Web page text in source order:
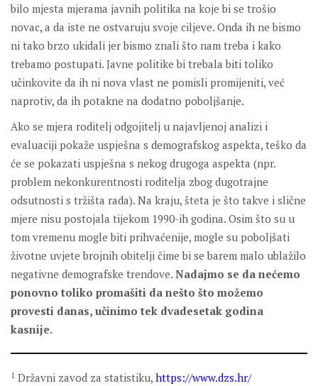
bilo mjesta mjerama javnih politika na koje bi se trošio
novac, a da iste ne ostvaruju svoje ciljeve. Onda ih ne bismo
ni tako brzo ukidali jer bismo znali što nam treba i kako
trebamo postupati. Javne politike bi trebala biti toliko
učinkovite da ih ni nova vlast ne pomisli promijeniti, već
naprotiv, da ih potakne na dodatno poboljšanje.
Ako se mjera roditelj odgojitelj u najavljenoj analizi i
evaluaciji pokaže uspješna s demografskog aspekta, teško da
će se pokazati uspješna s nekog drugoga aspekta (npr.
problem nekonkurentnosti roditelja zbog dugotrajne
odsutnosti s tržišta rada). Na kraju, šteta je što takve i slične
mjere nisu postojala tijekom 1990-ih godina. Osim što su u
tom vremenu mogle biti prihvaćenije, mogle su poboljšati
životne uvjete brojnih obitelji čime bi se barem malo ublažilo
negativne demografske trendove. Nadajmo se da nećemo
ponovno toliko promašiti da nešto što možemo
provesti danas, učinimo tek dvadesetak godina
kasnije.
1 Državni zavod za statistiku, https://www.dzs.hr/